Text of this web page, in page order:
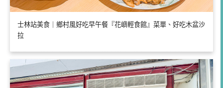
士林站美食｜鄉村風好吃早午餐『花嶼輕食館』菜單、好吃木盆沙
拉